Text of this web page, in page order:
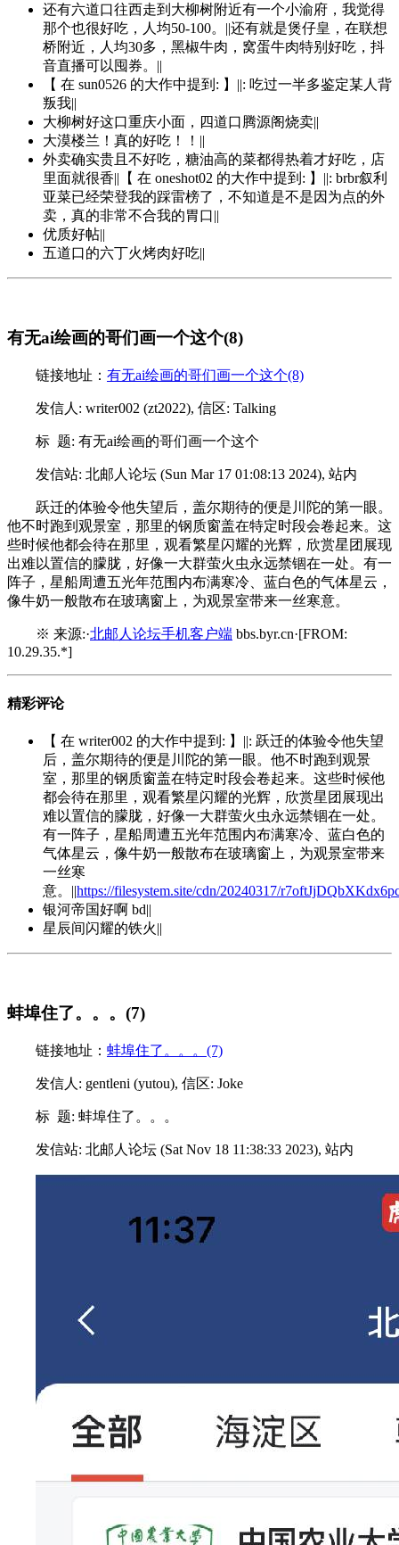
还有六道口往西走到大柳树附近有一个小渝府，我觉得
那个也很好吃，人均50-100。||还有就是煲仔皇，在联想
桥附近，人均30多，黑椒牛肉，窝蛋牛肉特别好吃，抖
音直播可以囤券。||
【 在 sun0526 的大作中提到: 】||: 吃过一半多鉴定某人背
叛我||
大柳树好这口重庆小面，四道口腾源阁烧卖||
大漠楼兰！真的好吃！！||
外卖确实贵且不好吃，糖油高的菜都得热着才好吃，店
里面就很香||【 在 oneshot02 的大作中提到: 】||: brbr叙利
亚菜已经荣登我的踩雷榜了，不知道是不是因为点的外
卖，真的非常不合我的胃口||
优质好帖||
五道口的六丁火烤肉好吃||
有无ai绘画的哥们画一个这个(8)
链接地址： 有无ai绘画的哥们画一个这个(8)
发信人: writer002 (zt2022), 信区: Talking
标 题: 有无ai绘画的哥们画一个这个
发信站: 北邮人论坛 (Sun Mar 17 01:08:13 2024), 站内
跃迁的体验令他失望后，盖尔期待的便是川陀的第一眼。
他不时跑到观景室，那里的钢质窗盖在特定时段会卷起来。这
些时候他都会待在那里，观看繁星闪耀的光辉，欣赏星团展现
出难以置信的朦胧，好像一大群萤火虫永远禁锢在一处。有一
阵子，星船周遭五光年范围内布满寒冷、蓝白色的气体星云，
像牛奶一般散布在玻璃窗上，为观景室带来一丝寒意。
※ 来源:·北邮人论坛手机客户端 bbs.byr.cn·[FROM:
10.29.35.*]
精彩评论
【 在 writer002 的大作中提到: 】||: 跃迁的体验令他失望
后，盖尔期待的便是川陀的第一眼。他不时跑到观景
室，那里的钢质窗盖在特定时段会卷起来。这些时候他
都会待在那里，观看繁星闪耀的光辉，欣赏星团展现出
难以置信的朦胧，好像一大群萤火虫永远禁锢在一处。
有一阵子，星船周遭五光年范围内布满寒冷、蓝白色的
气体星云，像牛奶一般散布在玻璃窗上，为观景室带来
一丝寒
意。||https://filesystem.site/cdn/20240317/
银河帝国好啊 bd||
星辰间闪耀的铁火||
蚌埠住了。。。(7)
链接地址： 蚌埠住了。。。(7)
发信人: gentleni (yutou), 信区: Joke
标 题: 蚌埠住了。。。
发信站: 北邮人论坛 (Sat Nov 18 11:38:33 2023), 站内